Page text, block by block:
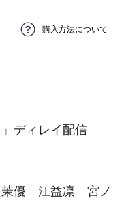
購入方法について
ディレイ配信
優 江益凛 宮ノ